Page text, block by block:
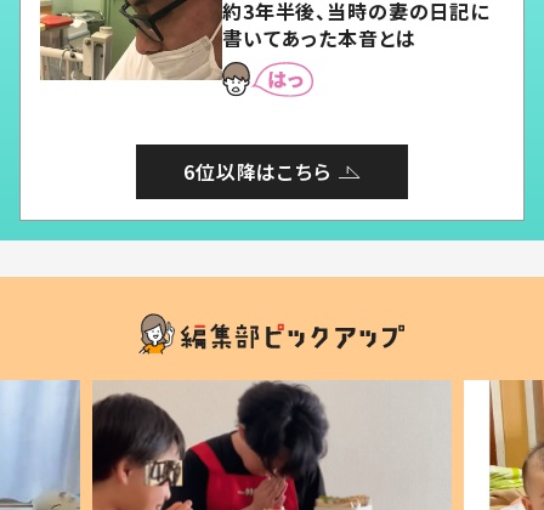
約3年半後、当時の妻の日記に
書いてあった本音とは
6位以降はこちら